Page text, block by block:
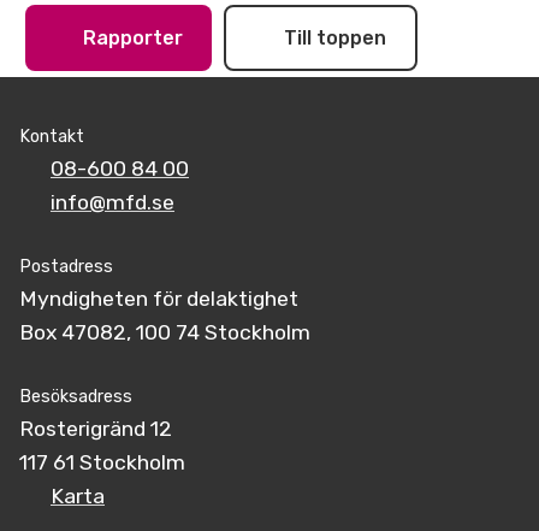
Rapporter Till toppen
Kontakt
08-600 84 00
info@mfd.se
Postadress
Myndigheten för delaktighet
Box 47082, 100 74 Stockholm
Besöksadress
Rosterigränd 12
117 61 Stockholm
Karta